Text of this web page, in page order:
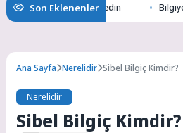
Son Eklenenler
Gizemlerini Keşfedin Bilgiye
Ana Sayfa Nerelidir Sibel Bilgiç Kimdir?
Nerelidir
Sibel Bilgiç Kimdir?